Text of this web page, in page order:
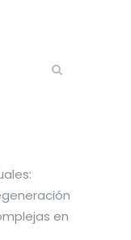
en